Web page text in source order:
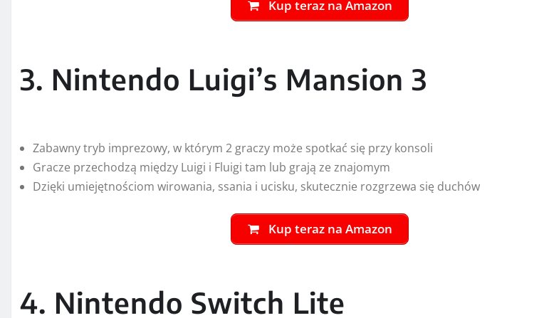
Zabawny tryb imprezowy, w którym 2 graczy może spotkać się przy konsoli
Kup teraz na Amazon
4. Nintendo Switch Lite
Konsola Nintendo Switch Lite w kolorze koralowym + Animal Crossing New Horizons (kod) +
Nintendo Switch Lite to kompaktowy, leciutki dodatek do rodziny Nintendo Switch z
kontrolerami.